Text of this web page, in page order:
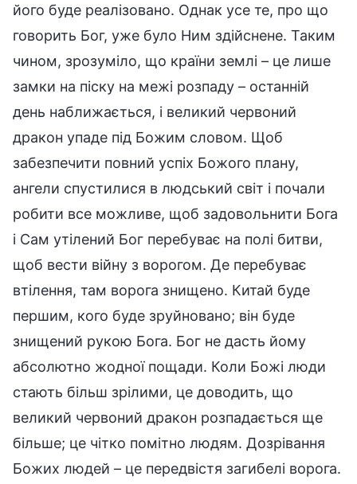
його буде реалізовано. Однак усе те, про що
говорить Бог, уже було Ним здійснене. Таким
чином, зрозуміло, що країни землі – це лише
замки на піску на межі розпаду – останній
день наближається, і великий червоний
дракон упаде під Божим словом. Щоб
забезпечити повний успіх Божого плану,
ангели спустилися в людський світ і почали
робити все можливе, щоб задовольнити Бога
і Сам утілений Бог перебуває на полі битви,
щоб вести війну з ворогом. Де перебуває
втілення, там ворога знищено. Китай буде
першим, кого буде зруйновано; він буде
знищений рукою Бога. Бог не дасть йому
абсолютно жодної пощади. Коли Божі люди
стають більш зрілими, це доводить, що
великий червоний дракон розпадається ще
більше; це чітко помітно людям. Дозрівання
Божих людей – це передвістя загибелі ворога.